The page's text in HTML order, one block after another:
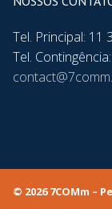
Tel. Principal: 11
Tel.
© 2026 7COMm –